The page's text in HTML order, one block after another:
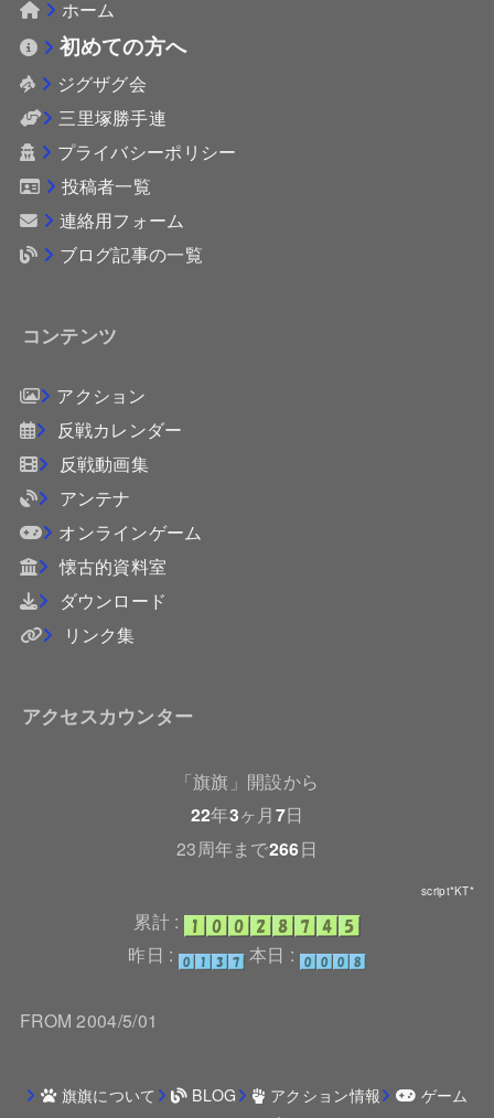
ホーム
初めての方へ
ジグザグ会
三里塚勝手連
プライバシーポリシー
投稿者一覧
連絡用フォーム
ブログ記事の一覧
コンテンツ
アクション
反戦カレンダー
反戦動画集
アンテナ
オンラインゲーム
懐古的資料室
ダウンロード
リンク集
アクセスカウンター
「旗旗」開設から
22年3ヶ月7日
23周年まで266日
script*KT*
累計 :
昨日 :
本日 :
FROM 2004/5/01
旗旗について BLOG アクション情報
ゲーム